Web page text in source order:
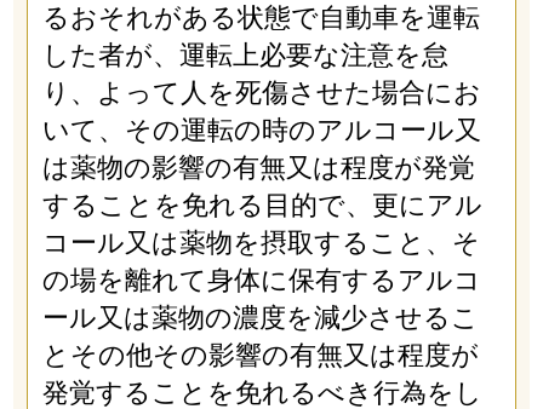
るおそれがある状態で自動車を運転
した者が、運転上必要な注意を怠
り、よって人を死傷させた場合にお
いて、その運転の時のアルコール又
は薬物の影響の有無又は程度が発覚
することを免れる目的で、更にアル
コール又は薬物を摂取すること、そ
の場を離れて身体に保有するアルコ
ール又は薬物の濃度を減少させるこ
とその他その影響の有無又は程度が
発覚することを免れるべき行為をし